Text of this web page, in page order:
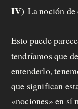
IV) La noción
Esto puede
tendríamos que
entenderlo,
que significan
«nociones» en sí